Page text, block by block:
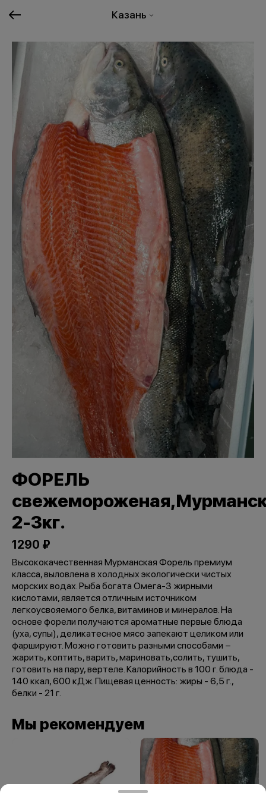
Казань
ФОРЕЛЬ
2-3кг.
1290 ₽
Высококачественная Мурманская Форель премиум
класса, выловлена в холодных экологически чистых
морских водах. Рыба богата Омега-3 жирными
кислотами, является отличным источником
легкоусвояемого белка, витаминов и минералов. На
основе форели получаются ароматные первые блюда
(уха, супы), деликатесное мясо запекают целиком или
фаршируют. Можно готовить разными способами −
жарить, коптить, варить, мариновать,солить, тушить,
готовить на пару, вертеле. Калорийность в 100 г. блюда -
140 ккал, 600 кДж. Пищевая ценность: жиры - 6,5 г.,
белки - 21 г.
Мы рекомендуем